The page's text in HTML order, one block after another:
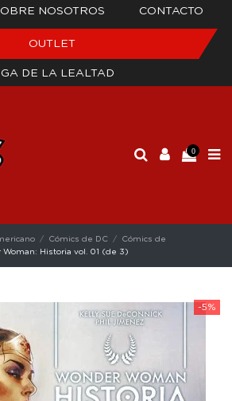
NOSOTROS CONTACTO
OUTLET
DE LA LEALTAD
0
Cómics de DC
Cómics de
Woman: Historia vol. 01 (de 3)
-5%